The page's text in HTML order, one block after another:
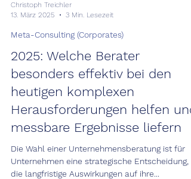
Christoph Treichler
13. März 2025
3 Min. Lesezeit
Meta-Consulting (Corporates)
2025: Welche Berater
besonders effektiv bei den
heutigen komplexen
Herausforderungen helfen und
messbare Ergebnisse liefern
Die Wahl einer Unternehmensberatung ist für
Unternehmen eine strategische Entscheidung,
die langfristige Auswirkungen auf ihre...